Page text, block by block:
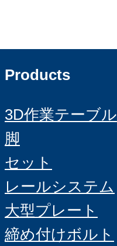
Products
3D作業テーブル
脚
セット
レールシステム
大型プレート
締め付けボルト